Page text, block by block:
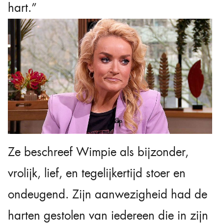
hart.”
Ze beschreef Wimpie als bijzonder,
vrolijk, lief, en tegelijkertijd stoer en
ondeugend. Zijn aanwezigheid had de
harten gestolen van iedereen die in zijn